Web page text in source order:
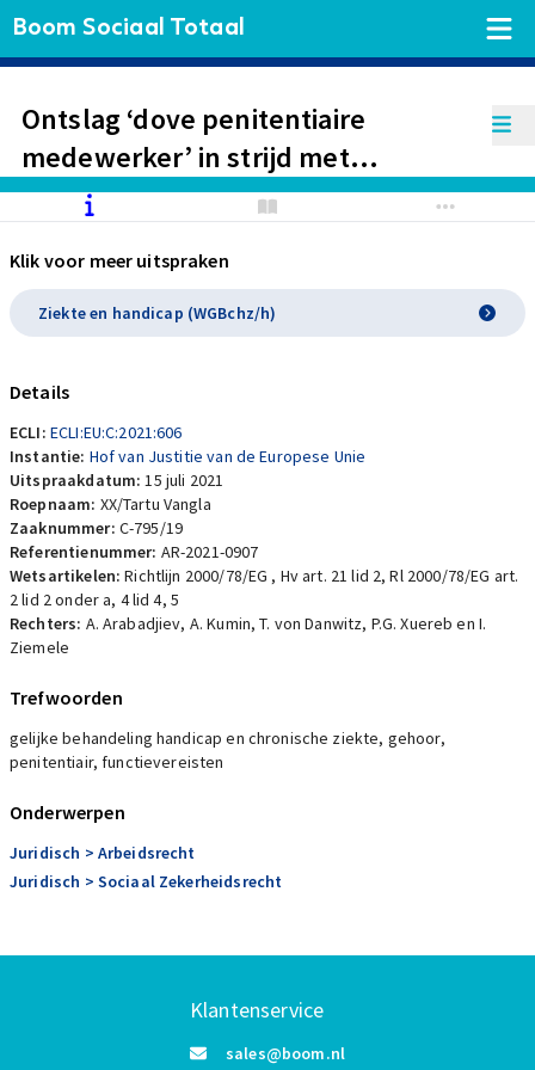
Boom Sociaal Totaal
Ontslag ‘dove penitentiaire
medewerker’ in strijd met
Gelijkebehandelingsrichtlijn
wegens het niet beschikbaar
stellen van een gehoortoestel.
Klik voor meer uitspraken
Ziekte en handicap (WGBchz/h)
Details
ECLI: ECLI:EU:C:2021:606
Instantie: Hof van Justitie van de Europese Unie
Uitspraakdatum:15 juli 2021
Roepnaam: XX/Tartu Vangla
Zaaknummer: C-795/19
Referentienummer: AR-2021-0907
Wetsartikelen:Richtlijn 2000/78/EG , Hv art. 21 lid 2,Rl 2000/78/EG art.
2 lid 2 onder a, 4 lid 4, 5
Rechters: A. Arabadjiev, A. Kumin, T. von Danwitz, P.G. Xuereb en I.
Ziemele
Trefwoorden
gelijke behandeling handicap en chronische ziekte, gehoor,
penitentiair, functievereisten
Onderwerpen
Juridisch > Arbeidsrecht
Juridisch > Sociaal Zekerheidsrecht
Klantenservice
sales@boom.nl